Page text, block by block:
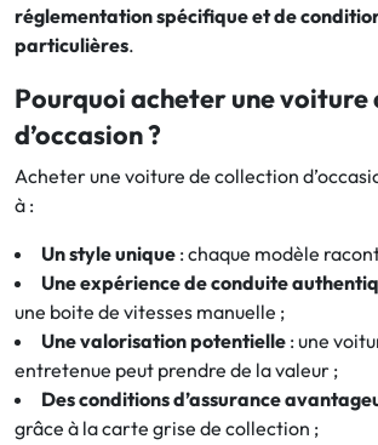
réglementation spécifique et de
particulières.
Pourquoi acheter une voiture
d’occasion ?
Acheter une voiture de collection
à :
Un style unique : chaque modèle
Une expérience de conduite
une boite de vitesses manuelle ;
Une valorisation potentielle : une
entretenue peut prendre de la valeur ;
Des conditions d’assurance
grâce à la carte grise de collection ;